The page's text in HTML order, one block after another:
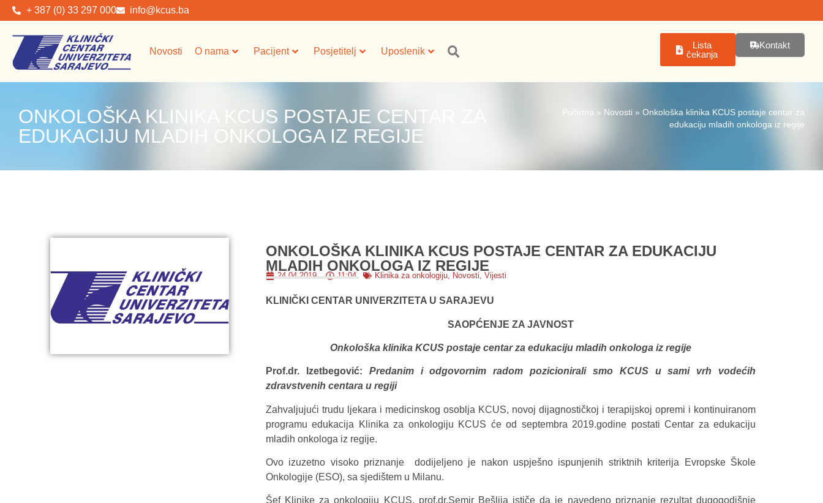
+ 387 (0) 33 297 000 info@kcus.ba
Novosti O nama Pacijent Posjetitelj Uposlenik
Lista
čekanja
Kontakt
ONKOLOŠKA KLINIKA KCUS POSTAJE CENTAR ZA
EDUKACIJU MLADIH ONKOLOGA IZ REGIJE
Početna » Novosti » Onkološka klinika KCUS postaje centar za
edukaciju mladih onkologa iz regije
ONKOLOŠKA KLINIKA KCUS POSTAJE CENTAR ZA EDUKACIJU
MLADIH ONKOLOGA IZ REGIJE
24.04.2019. 11:04 Klinika za onkologiju, Novosti,Vijesti
KLINIČKI CENTAR UNIVERZITETA U SARAJEVU
SAOPĆENJE ZA JAVNOST
Onkološka klinika KCUS postaje centar za edukaciju mladih onkologa iz regije
Prof.dr. Izetbegović: Predanim i odgovornim radom pozicionirali smo KCUS u sami vrh vodećih
zdravstvenih centara u regiji
Zahvaljujući trudu ljekara i medicinskog osoblja KCUS, novoj dijagnostičkoj i terapijskoj opremi i kontinuiranom
programu edukacija Klinika za onkologiju KCUS će od septembra 2019.godine postati Centar za edukaciju
mladih onkologa iz regije.
Ovo izuzetno visoko priznanje dodijeljeno je nakon uspješno ispunjenih striktnih kriterija Evropske Škole
Onkologije (ESO), sa sjedištem u Milanu.
Šef Klinike za onkologiju KCUS, prof.dr.Semir Bešlija ističe da je navedeno priznanje rezultat dugogodišnje